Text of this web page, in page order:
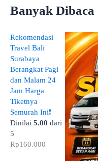
Banyak Dibaca
Rekomendasi
Travel Bali
Surabaya
Berangkat Pagi
dan Malam 24
Jam Harga
Tiketnya
Semurah Ini❗
Dinilai 5.00 dari
5
Rp160.000